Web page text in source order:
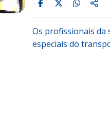
Os profissionais
especiais do